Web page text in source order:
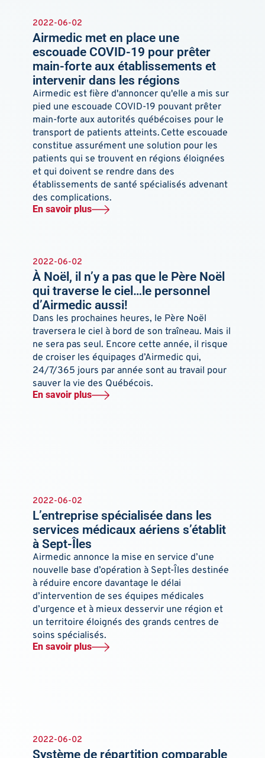
2022-06-02
Airmedic met en place une
escouade COVID-19 pour prêter
main-forte aux établissements et
intervenir dans les régions
Airmedic est fière d'annoncer qu'elle a mis sur
pied une escouade COVID-19 pouvant prêter
main-forte aux autorités québécoises pour le
transport de patients atteints. Cette escouade
constitue assurément une solution pour les
patients qui se trouvent en régions éloignées
et qui doivent se rendre dans des
établissements de santé spécialisés advenant
des complications.
En savoir plus
2022-06-02
À Noël, il n’y a pas que le Père Noël
qui traverse le ciel…le personnel
d’Airmedic aussi!
Dans les prochaines heures, le Père Noël
traversera le ciel à bord de son traîneau. Mais il
ne sera pas seul. Encore cette année, il risque
de croiser les équipages d’Airmedic qui,
24/7/365 jours par année sont au travail pour
sauver la vie des Québécois.
En savoir plus
2022-06-02
L’entreprise spécialisée dans les
services médicaux aériens s’établit
à Sept-Îles
Airmedic annonce la mise en service d’une
nouvelle base d’opération à Sept-Îles destinée
à réduire encore davantage le délai
d’intervention de ses équipes médicales
d’urgence et à mieux desservir une région et
un territoire éloignés des grands centres de
soins spécialisés.
En savoir plus
2022-06-02
Système de répartition comparable